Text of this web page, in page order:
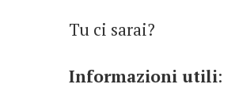
Tu ci sarai?
Informazioni utili: